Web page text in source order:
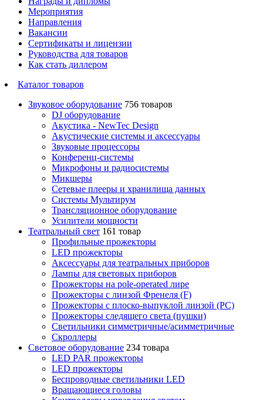
Мероприятия
Направления
Вакансии
Сертификаты и лицензии
Руководства для товаров
Как стать диллером
Каталог товаров
Звуковое оборудование 756 товаров
DJ оборудование
Акустика - NewTec Design
Акустические системы и аксессуары
Звуковые процессоры
Конференц-системы
Микрофоны и радиосистемы
Микшеры
Сетевые плееры и хранилища данных
Системы Мультирум
Трансляционное оборудование
Усилители мощности
Театральный свет 161 товар
Профильные прожекторы
LED прожекторы
Аксессуары для театральных приборов
Лампы для световых приборов
Прожекторы на pole-operated лире
Прожекторы с линзой Френеля (F)
Прожекторы с плоско-выпуклой линзой (PC)
Прожекторы следящего света (пушки)
Светильники симметричные/асимметричные
Скроллеры
Световое оборудование 234 товара
LED PAR прожекторы
LED прожекторы
Беспроводные светильники LED
Вращающиеся головы